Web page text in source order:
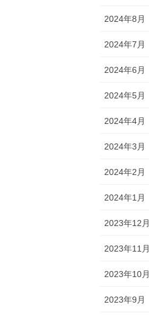
2024年8月
2024年7月
2024年6月
2024年5月
2024年4月
2024年3月
2024年2月
2024年1月
2023年12月
2023年11月
2023年10月
2023年9月